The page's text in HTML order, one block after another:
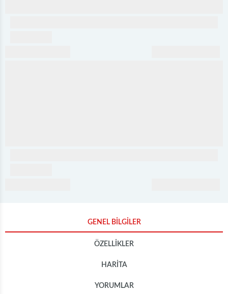
GENEL BİLGİLER
ÖZELLİKLER
HARİTA
YORUMLAR